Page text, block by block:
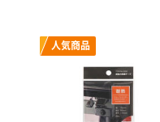
人気商品